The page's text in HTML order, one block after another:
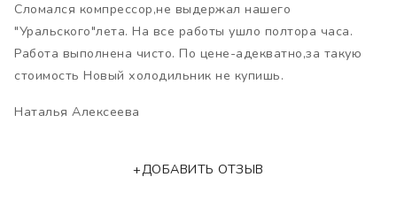
Сломался компрессор,не выдержал нашего
"Уральского"лета. На все работы ушло полтора часа.
Работа выполнена чисто. По цене-адекватно,за такую
стоимость Новый холодильник не купишь.
Наталья Алексеева
+ДОБАВИТЬ ОТЗЫВ